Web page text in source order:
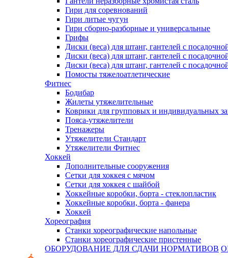
Гири для соревнований
Гири литые чугун
Гири сборно-разборные и универсальные
Грифы
Диски (веса) для штанг, гантелей с
Диски (веса) для штанг, гантелей с
Диски (веса) для штанг, гантелей с
Помосты тяжелоатлетические
Фитнес
Бодибар
Жилеты утяжелительные
Коврики для групповых и индивидуальных
Пояса-утяжелители
Тренажеры
Утяжелители Стандарт
Утяжелители Фитнес
Хоккей
Дополнительные сооружения
Сетки для хоккея с мячом
Сетки для хоккея с шайбой
Хоккейные коробки, борта - стеклопластик
Хоккейные коробки, борта - фанера
Хоккей
Хореография
Станки хореографические напольные
Станки хореографические пристенные
ОБОРУДОВАНИЕ ДЛЯ СДАЧИ НОРМАТИВОВ